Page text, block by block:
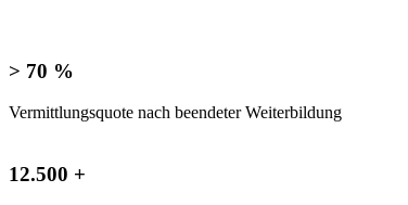
> 70 %
Vermittlungsquote nach beendeter Weiterbildung
12.500 +